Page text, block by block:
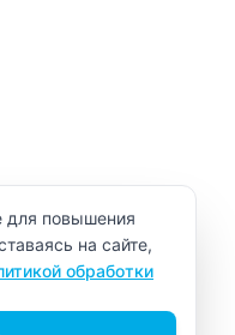
cookie
повышения
на сайте,
обработки